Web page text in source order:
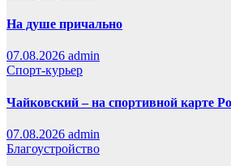
На душе причально
07.08.2026 admin
Спорт-курьер
Чайковский – на спортивной карте
07.08.2026 admin
Благоустройство